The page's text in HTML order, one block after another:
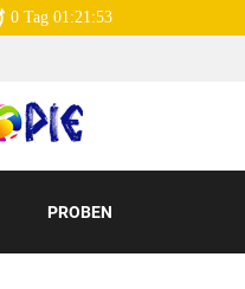
0 Tag 01:21:51
PROBEN